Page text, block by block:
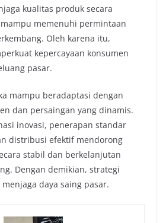
kualitas produk secara
memenuhi permintaan
Oleh karena itu,
kepercayaan konsumen
pasar.
mampu beradaptasi dengan
dan persaingan yang dinamis.
inovasi, penerapan standar
distribusi efektif mendorong
stabil dan berkelanjutan
Dengan demikian, strategi
daya saing pasar.